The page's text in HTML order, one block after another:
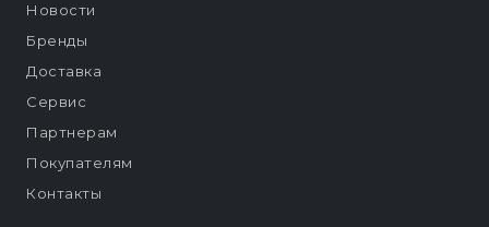
Новости
Бренды
Доставка
Сервис
Партнерам
Покупателям
Контакты